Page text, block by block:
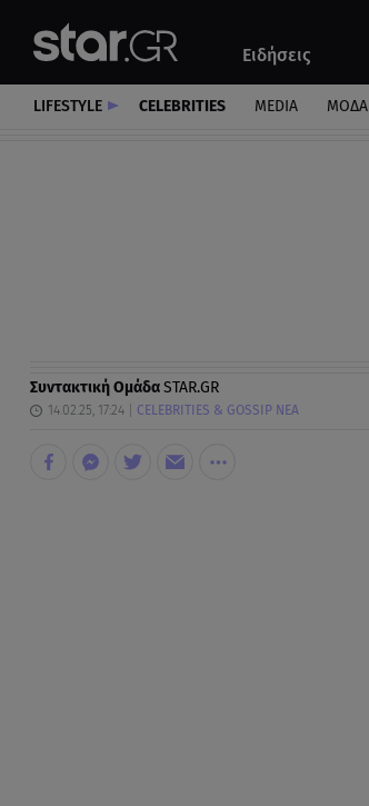
Ειδήσεις
Αυτοκίνητο
LIFESTYLE CELEBRITIES MEDIA ΜΟΔΑ
Συντακτική ΟμάδαSTAR.GR
14.02.25, 17:24 CELEBRITIES & GOSSIP ΝΕΑ